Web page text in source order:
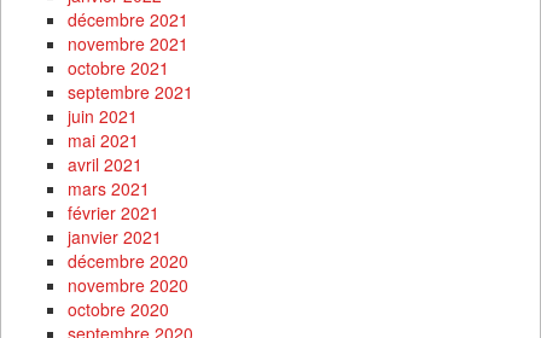
décembre 2021
novembre 2021
octobre 2021
septembre 2021
juin 2021
mai 2021
avril 2021
mars 2021
février 2021
janvier 2021
décembre 2020
novembre 2020
octobre 2020
septembre 2020